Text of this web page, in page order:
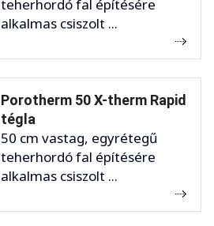
teherhordó fal építésére
alkalmas csiszolt ...
Porotherm 50 X-therm Rapid
tégla
50 cm vastag, egyrétegű
teherhordó fal építésére
alkalmas csiszolt ...